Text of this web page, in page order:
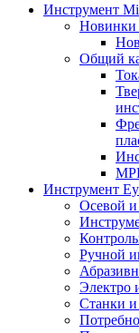
Инструмент
Новинки
Общий
Инструмент
Осевой
Ручной
Электро
Станки и